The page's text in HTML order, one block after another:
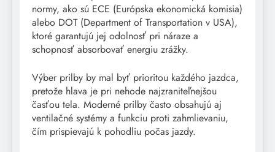
normy, ako sú ECE (Európska ekonomická komisia)
alebo DOT (Department of Transportation v USA),
ktoré garantujú jej odolnosť pri náraze a
schopnosť absorbovať energiu zrážky.
Výber prilby by mal byť prioritou každého jazdca,
pretože hlava je pri nehode najzraniteľnejšou
časťou tela. Moderné prilby často obsahujú aj
ventilačné systémy a funkciu proti zahmlievaniu,
čím prispievajú k pohodliu počas jazdy.